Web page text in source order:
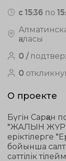
c 15:36 по
қаласы
0 /
0
О проекте
Бүгін Сарқан
"ЖАЛЫН
еріктілерге
бойынша
сәттілік